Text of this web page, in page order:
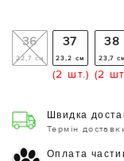
36
22,7 см
37
23,2 см
(2 шт.)
38
23,7 см
(2
Швидка
Термін
Оплата